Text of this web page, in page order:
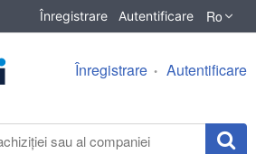
Înregistrare Autentificare Ro
Înregistrare Autentificare